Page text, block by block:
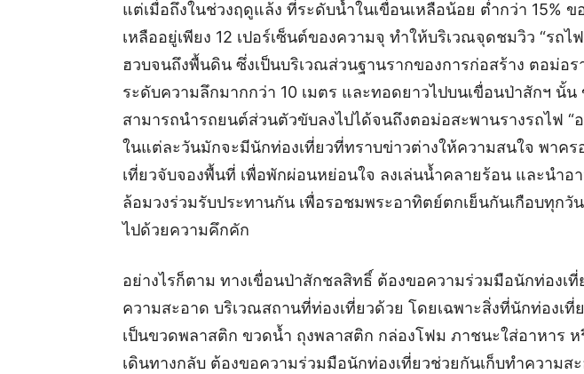
แต่เมื่อถึงในช่วงฤดูแล้ง ที่ระดับน้ำในเขื่อนเหลือน้อย ต่ำกว่า 15%
เหลืออยู่เพียง 12 เปอร์เซ็นต์ของความจุ ทำให้บริเวณจุดชมวิว “รถ
ฮวบจนถึงพื้นดิน ซึ่งเป็นบริเวณส่วนฐานรากของการก่อสร้าง ตอม่อ
ระดับความลึกมากกว่า 10 เมตร และทอดยาวไปบนเขื่อนป่าสักฯ นั้
สามารถนำรถยนต์ส่วนตัวขับลงไปได้จนถึงตอม่อสะพานรางรถไฟ “
ในแต่ละวันมักจะมีนักท่องเที่ยวที่ทราบข่าวต่างให้ความสนใจ พาค
เที่ยวจับจองพื้นที่ เพื่อพักผ่อนหย่อนใจ ลงเล่นน้ำคลายร้อน และนำอ
ล้อมวงร่วมรับประทานกัน เพื่อรอชมพระอาทิตย์ตกเย็นกันเกือบทุกวั
ไปด้วยความคึกคัก
อย่างไรก็ตาม ทางเขื่อนป่าสักชลสิทธิ์ ต้องขอความร่วมมือนักท่องเ
ความสะอาด บริเวณสถานที่ท่องเที่ยวด้วย โดยเฉพาะสิ่งที่นักท่องเที่
เป็นขวดพลาสติก ขวดน้ำ ถุงพลาสติก กล่องโฟม ภาชนะใส่อาหาร ห
เดินทางกลับ ต้องขอความร่วมมือนักท่องเที่ยวช่วยกันเก็บทำความส